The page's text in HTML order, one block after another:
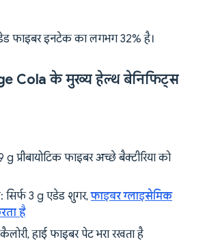
फाइबर इनटेक का लगभग 32% है।
Cola के मुख्य हेल्थ बेनिफिट्स
g प्रीबायोटिक फाइबर अच्छे बैक्टीरिया को
: सिर्फ 3 g एडेड शुगर,फाइबर ग्लाइसेमिक
है
हाई फाइबर पेट भरा रखता है